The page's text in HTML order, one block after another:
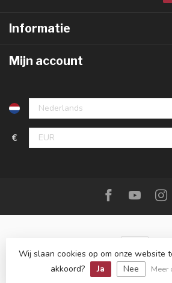
Informatie
Mijn account
€
© Copyright 2026 De
Wij slaan cookies op om onze website
akkoord?
Ja Nee Meer